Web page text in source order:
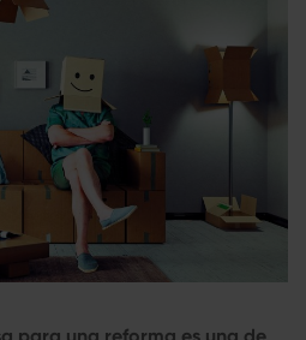
para una reforma es una de